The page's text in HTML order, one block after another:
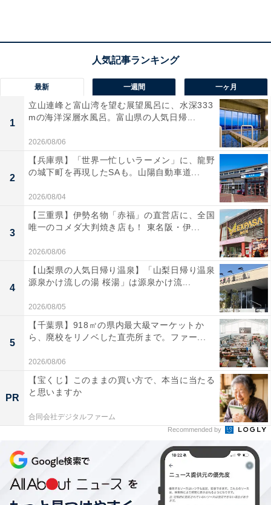
所在地：宮城県大崎市鳴子温泉車湯54-6
Webサイトをご確認ください
料金
大人1名（参考価格）：公式Webサイトをご確認くださ
※料金は公式Webサイト参考価格
※プラン・部屋により価格は変動します
チェックイン・チェックアウト
チェックイン：15:00
チェックアウト：10:00
※プランにより時間が異なる可能性があります
あわせて読みたい
【鳴子温泉の人気ホテル】「鳴子温泉 ホテル
最新 一週間 一ヶ月
1
立山連峰と富山湾を望む展望風呂に、水深333
mの海洋深層水風呂。富山県の人気日帰...
2026/08/06
2
【兵庫県】「世界一忙しいラーメン」に、龍野
の城下町を再現したSAも。山陽自動車道...
2026/08/04
3
【三重県】伊勢名物「赤福」の直営店に、全国
唯一のコメダ大判焼き店も！ 東名阪・伊...
2026/08/06
4
【山梨県の人気日帰り温泉】「山梨日帰り温泉
源泉かけ流しの湯 桜湯」は源泉かけ流...
2026/08/05
5
【千葉県】918㎡の県内最大級マーケットか
ら、廃校をリノベした直売所まで。ファー...
2026/08/06
PR
【宝くじ】このままの買い方で、本当に当たる
と思いますか
合同会社デジタルファーム
Recommended by